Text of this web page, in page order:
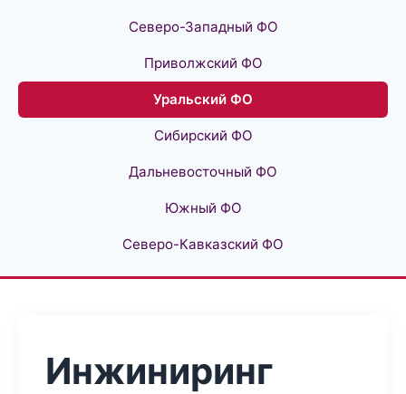
Северо-Западный ФО
Приволжский ФО
Уральский ФО
Сибирский ФО
Дальневосточный ФО
Южный ФО
Северо-Кавказский ФО
Инжиниринг